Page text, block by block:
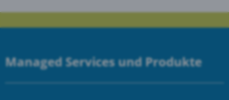
Managed Services und Produkte